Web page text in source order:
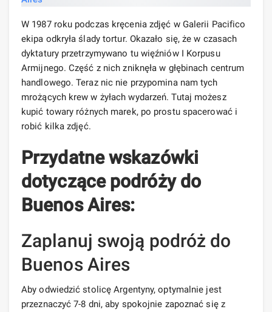
W 1987 roku podczas kręcenia zdjęć w Galerii Pacifico
ekipa odkryła ślady tortur. Okazało się, że w czasach
dyktatury przetrzymywano tu więźniów I Korpusu
Armijnego. Część z nich zniknęła w głębinach centrum
handlowego. Teraz nic nie przypomina nam tych
mrożących krew w żyłach wydarzeń. Tutaj możesz
kupić towary różnych marek, po prostu spacerować i
robić kilka zdjęć.
Przydatne wskazówki
dotyczące podróży do
Buenos Aires:
Zaplanuj swoją podróż do
Buenos Aires
Aby odwiedzić stolicę Argentyny, optymalnie jest
przeznaczyć 7-8 dni, aby spokojnie zapoznać się z